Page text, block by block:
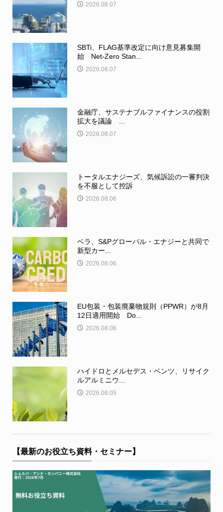
2026.08.07
SBTi、FLAG基準改定に向け意見募集開
始 Net-Zero Stan...
2026.08.07
金融庁、サステナブルファイナンスの役割
拡大を議論 ...
2026.08.07
トータルエナジーズ、気候訴訟の一審判決
を不服として控訴
2026.08.06
ベラ、S&Pグローバル・エナジーと共同で
新型カー...
2026.08.06
EU包装・包装廃棄物規則（PPWR）が8月
12日適用開始 Do...
2026.08.06
ハイドロとメルセデス・ベンツ、リサイク
ルアルミニウ...
2026.08.05
【最新のお役立ち資料・セミナー】